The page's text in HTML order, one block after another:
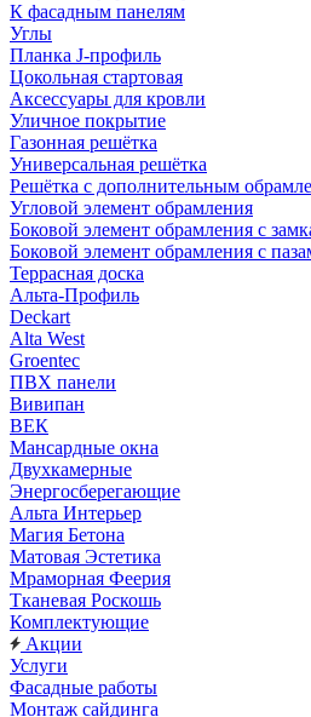
К фасадным панелям
Углы
Планка J-профиль
Цокольная стартовая
Аксессуары для кровли
Уличное покрытие
Газонная решётка
Универсальная решётка
Решётка с дополнительным
Угловой элемент обрамления
Боковой элемент обрамления с
Боковой элемент обрамления с
Террасная доска
Альта-Профиль
Deckart
Alta West
Groentec
ПВХ панели
Вивипан
ВЕК
Мансардные окна
Двухкамерные
Энергосберегающие
Альта Интерьер
Магия Бетона
Матовая Эстетика
Мраморная Феерия
Тканевая Роскошь
Комплектующие
Акции
Услуги
Фасадные работы
Монтаж сайдинга